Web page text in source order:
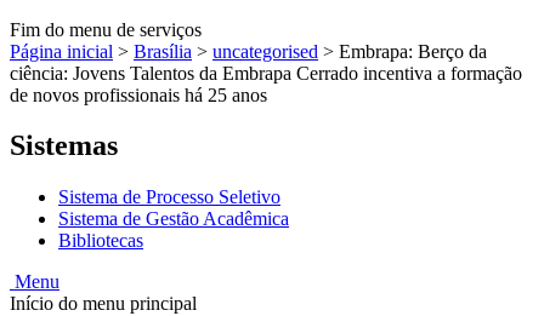
Fim do menu de serviços
Página inicial > Brasília > uncategorised > Embrapa: Berço da
ciência: Jovens Talentos da Embrapa Cerrado incentiva a formação
de novos profissionais há 25 anos
Sistemas
Sistema de Processo Seletivo
Sistema de Gestão Acadêmica
Bibliotecas
Menu
Início do menu principal